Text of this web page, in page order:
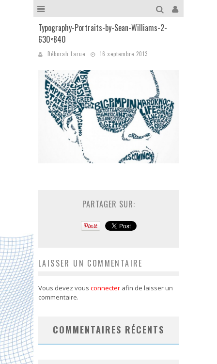
Typography-Portraits-by-Sean-Williams-2-
630×840
Déborah Larue 16 septembre 2013
PARTAGER SUR:
LAISSER UN COMMENTAIRE
Vous devez vous connecter afin de laisser un
commentaire.
COMMENTAIRES RÉCENTS